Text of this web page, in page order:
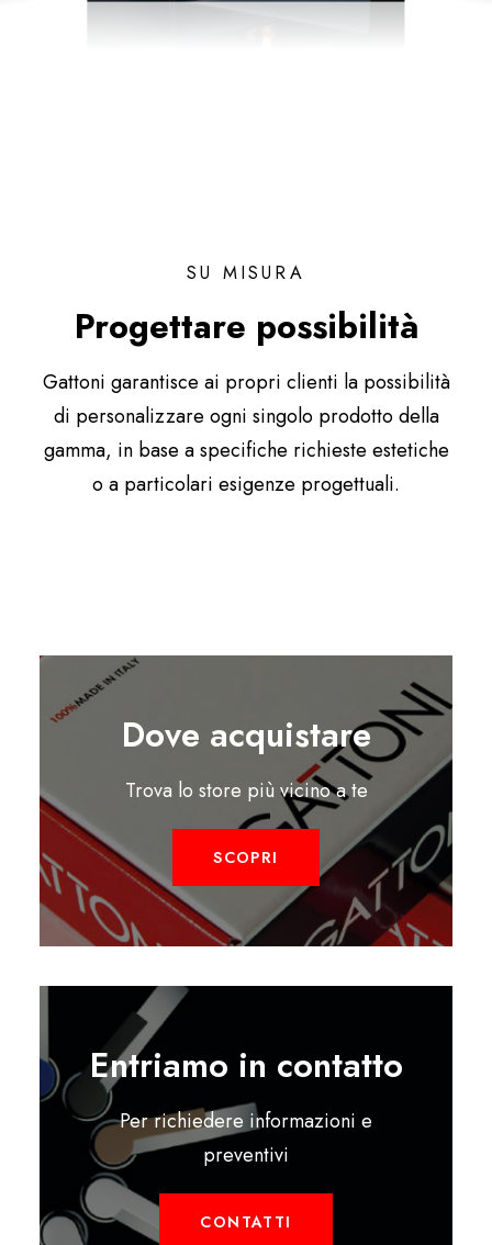
SU MISURA
Progettare possibilità
Gattoni garantisce ai propri clienti la possibilità
di personalizzare ogni singolo prodotto della
gamma, in base a specifiche richieste estetiche
o a particolari esigenze progettuali.
Dove acquistare
Trova lo store più vicino a te
SCOPRI
Entriamo in contatto
Per richiedere informazioni e
preventivi
CONTATTI